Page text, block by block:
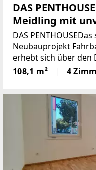
DAS
Meidling mit
Panoramablick!
DAS
Neubauprojekt
erhebt sich über den
ein unvergleichliches
anspruchsvolle
108,1 m² 4